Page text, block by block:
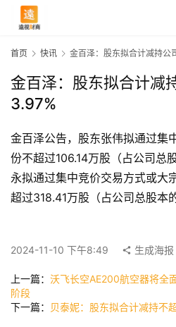
快
讯
首页 快讯 金百泽：股东拟合计减持公
金百泽：股东拟合计减
3.97%
金百泽公告，股东张伟拟通过集
份不超过106.14万股（占公司总
永拟通过集中竞价交易方式或大
超过318.41万股（占公司总股本
2024-11-10 下午8:49 生成海报
上一篇： 沃飞长空AE200航空器将全
阶段
下一篇：
贝泰妮：股东拟合计减持不